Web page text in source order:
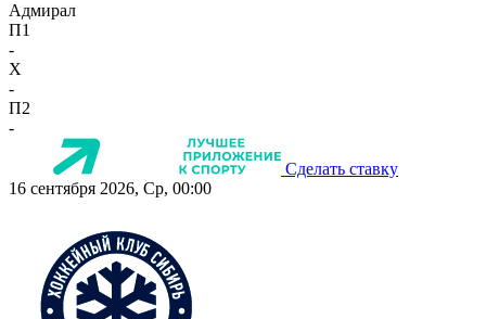
Адмирал
П1
-
X
-
П2
-
Сделать ставку
16 сентября 2026, Ср, 00:00